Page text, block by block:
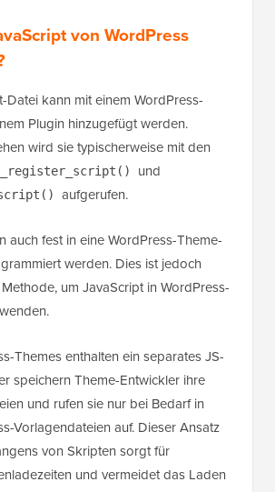
von WordPress
Datei kann mit einem WordPress-
Plugin hinzugefügt werden.
wird sie typischerweise mit den
und
aufgerufen.
auch fest in eine WordPress-Theme-
werden. Dies ist jedoch
um JavaScript in WordPress-
Themes enthalten ein separates JS-
speichern Theme-Entwickler ihre
und rufen sie nur bei Bedarf in
Vorlagendateien auf. Dieser Ansatz
von Skripten sorgt für
und vermeidet das Laden